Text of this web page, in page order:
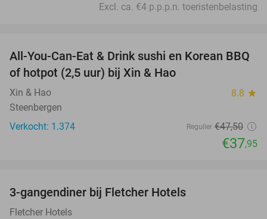
Excl. ca. €4 p.p.p.n. toeristenbelasting
20%
All-You-Can-Eat & Drink sushi en Korean BBQ
of hotpot (2,5 uur) bij Xin & Hao
Xin & Hao 8.8 star
Steenbergen
Verkocht: 1.374
Regulier €47,50
€37,95
3-gangendiner bij Fletcher Hotels
Fletcher Hotels